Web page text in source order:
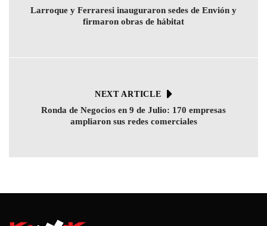
Larroque y Ferraresi inauguraron sedes de Envión y
firmaron obras de hábitat
NEXT ARTICLE
Ronda de Negocios en 9 de Julio: 170 empresas
ampliaron sus redes comerciales